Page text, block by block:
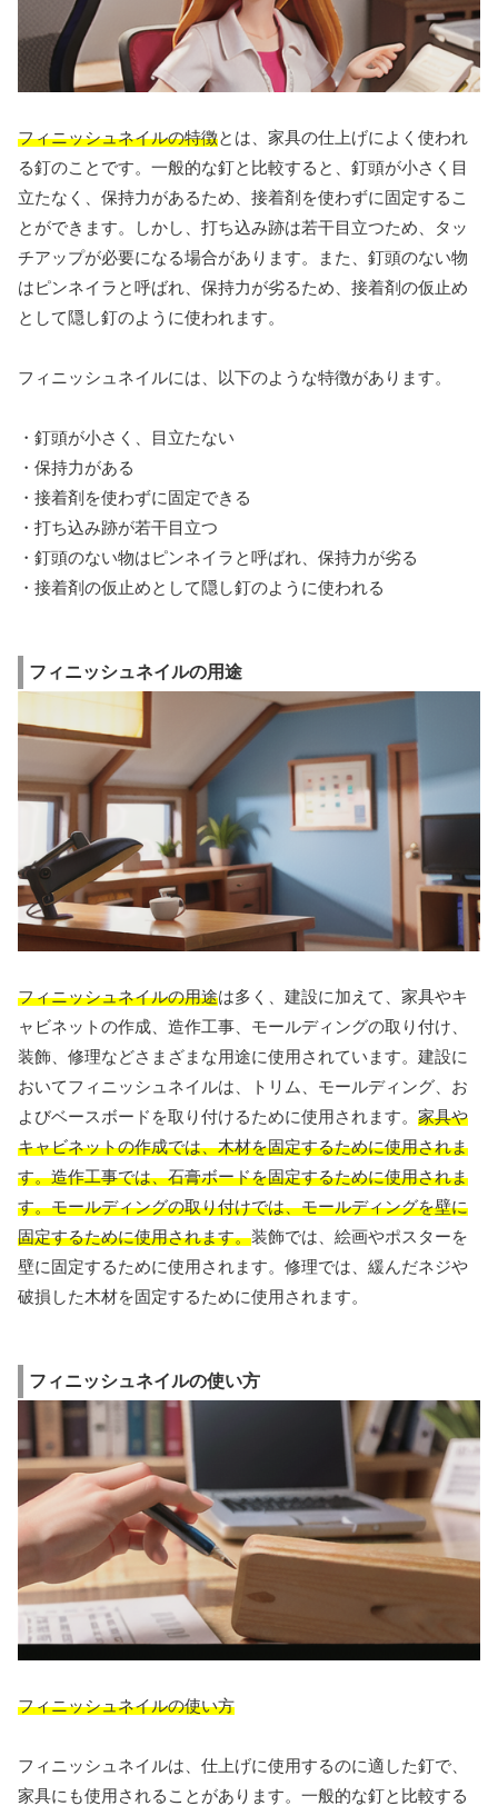
フィニッシュネイルの特徴とは、家具の仕上げによく使われ
る釘のことです。一般的な釘と比較すると、釘頭が小さく目
立たなく、保持力があるため、接着剤を使わずに固定するこ
とができます。しかし、打ち込み跡は若干目立つため、タッ
チアップが必要になる場合があります。また、釘頭のない物
はピンネイラと呼ばれ、保持力が劣るため、接着剤の仮止め
として隠し釘のように使われます。
フィニッシュネイルには、以下のような特徴があります。
・釘頭が小さく、目立たない
・保持力がある
・接着剤を使わずに固定できる
・打ち込み跡が若干目立つ
・釘頭のない物はピンネイラと呼ばれ、保持力が劣る
・接着剤の仮止めとして隠し釘のように使われる
フィニッシュネイルの用途
フィニッシュネイルの用途は多く、建設に加えて、家具やキ
ャビネットの作成、造作工事、モールディングの取り付け、
装飾、修理などさまざまな用途に使用されています。建設に
おいてフィニッシュネイルは、トリム、モールディング、お
よびベースボードを取り付けるために使用されます。 家具や
キャビネットの作成では、木材を固定するために使用されま
す。造作工事では、石膏ボードを固定するために使用されま
す。モールディングの取り付けでは、モールディングを壁に
固定するために使用されます。装飾では、絵画やポスターを
壁に固定するために使用されます。修理では、緩んだネジや
破損した木材を固定するために使用されます。
フィニッシュネイルの使い方
フィニッシュネイルの使い方
フィニッシュネイルは、仕上げに使用するのに適した釘で、
家具にも使用されることがあります。一般的な釘と比較する